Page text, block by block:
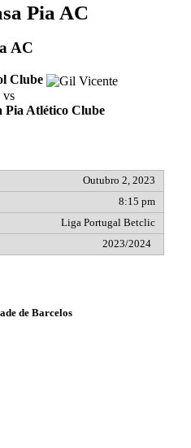
Pia AC
AC
Clube
vs
Pia Atlético Clube
Outubro 2, 2023
8:15 pm
Liga Portugal Betclic
2023/2024
de Barcelos